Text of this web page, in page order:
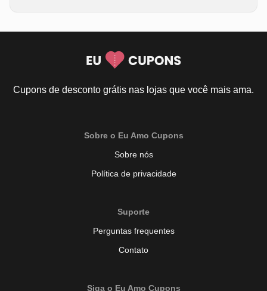
Cupons de desconto grátis nas lojas que você mais ama.
Sobre o Eu Amo Cupons
Sobre nós
Política de privacidade
Suporte
Perguntas frequentes
Contato
Siga o Eu Amo Cupons